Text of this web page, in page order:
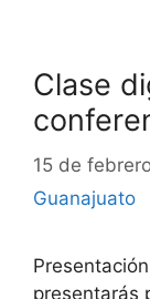
Clase
15 de
Guanajuato
presentarás